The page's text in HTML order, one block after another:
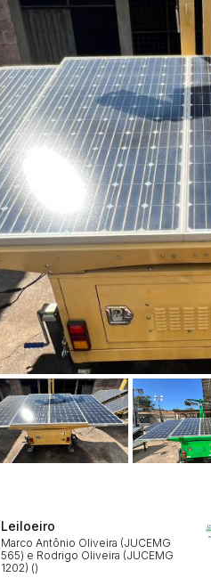
Leiloeiro
Marco Antônio Oliveira (JUCEMG
565) e Rodrigo Oliveira (JUCEMG
1202) ()